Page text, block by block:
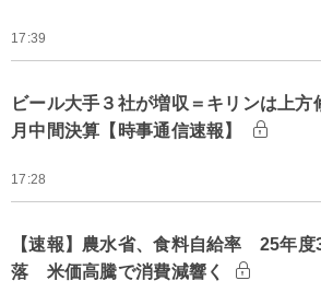
17:39
ビール大手３社が増収＝キリンは上
月中間決算【時事通信速報】
17:28
【速報】農水省、食料自給率 25年度
落 米価高騰で消費減響く